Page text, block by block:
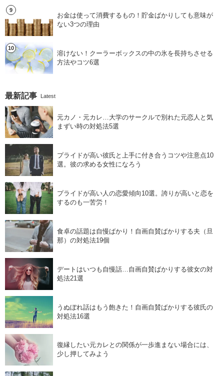
お金は使って消費するもの！貯金ばかりしても意味が
ない3つの理由
溶けない！クーラーボックスの中の氷を長持ちさせる
方法やコツ6選
最新記事 Latest
元カノ・元カレ…大学のサークルで別れた元恋人と気
まずい時の対処法5選
プライドが高い彼氏と上手に付き合うコツや注意点10
選。彼の求める女性になろう
プライドが高い人の恋愛傾向10選。誇りが高いと恋を
するのも一苦労！
食卓の話題は自慢ばかり！自画自賛ばかりする夫（旦
那）の対処法19個
デートはいつも自慢話…自画自賛ばかりする彼女の対
処法21選
うぬぼれ話はもう飽きた！自画自賛ばかりする彼氏の
対処法16選
復縁したい元カレとの関係が一歩進まない場合には、
少し押してみよう